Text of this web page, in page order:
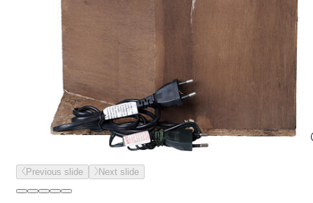
Previous slide Next slide